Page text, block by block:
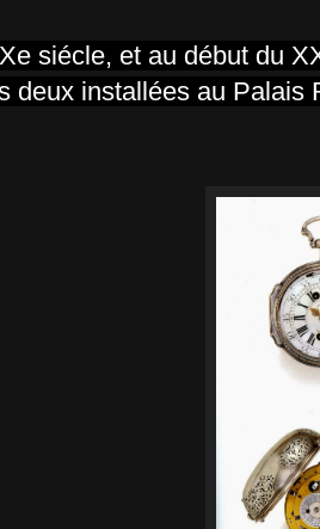
siécle, et au début du
deux installées au